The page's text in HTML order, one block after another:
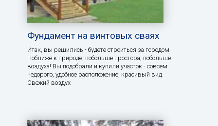
Фундамент на винтовых сваях
Итак, вы решились - будете строиться за городом.
Поближе к природе, побольше простора, побольше
воздуха! Вы подобрали и купили участок - совсем
недорого, удобное расположение, красивый вид.
Свежий воздух